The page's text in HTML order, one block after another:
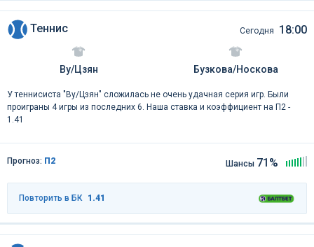
Теннис Сегодня 18:00
Ву/Цзян Бузкова/Носкова
У теннисиста "Ву/Цзян" сложилась не очень удачная серия игр. Были
проиграны 4 игры из последних 6. Наша ставка и коэффициент на П2 -
1.41
Прогноз: П2 Шансы 71%
Повторить в БК 1.41